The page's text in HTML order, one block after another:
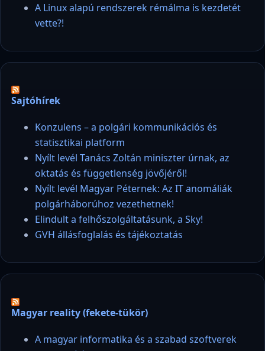
A Linux alapú rendszerek rémálma is kezdetét
vette?!
Sajtóhírek
Konzulens – a polgári kommunikációs és
statisztikai platform
Nyílt levél Tanács Zoltán miniszter úrnak, az
oktatás és függetlenség jövőjéről!
Nyílt levél Magyar Péternek: Az IT anomáliák
polgárháborúhoz vezethetnek!
Elindult a felhőszolgáltatásunk, a Sky!
GVH állásfoglalás és tájékoztatás
Magyar reality (fekete-tükör)
A magyar informatika és a szabad szoftverek